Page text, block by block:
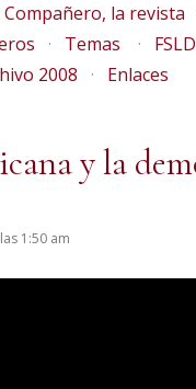
Compañero, la revista
Temas FSLD
2008
Enlaces
y la
1:50 am